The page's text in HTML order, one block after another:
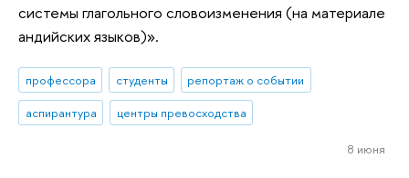
системы глагольного словоизменения (на материале
андийских языков)».
профессора студенты
репортаж о событии
аспирантура
центры превосходства
8 июня